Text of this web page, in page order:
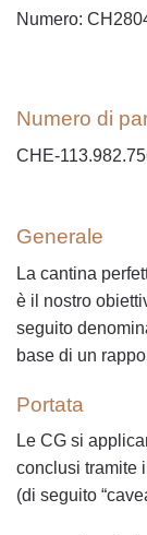
Numero:
Numero di
CHE-
Generale
La cantina
è il nostro
seguito
base di un
Portata
Le CG si
conclusi tramite
(di seguito